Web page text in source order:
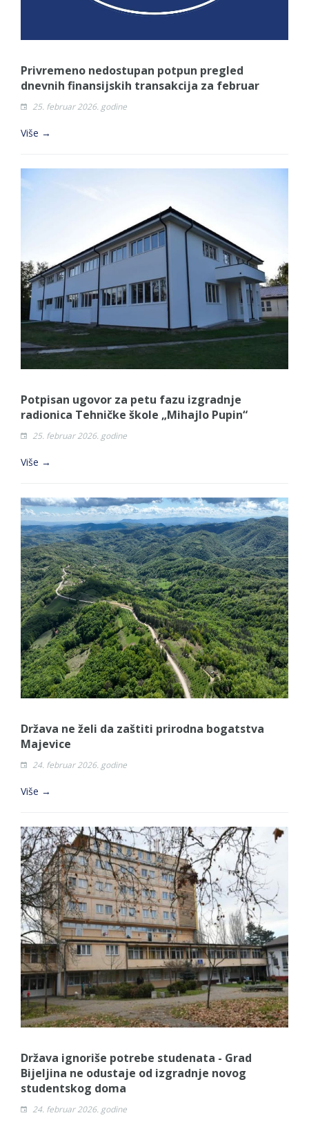
Privremeno nedostupan potpun pregled
dnevnih finansijskih transakcija za februar
25. februar 2026. godine
Više →
Potpisan ugovor za petu fazu izgradnje
radionica Tehničke škole „Mihajlo Pupin“
25. februar 2026. godine
Više →
Država ne želi da zaštiti prirodna bogatstva
Majevice
24. februar 2026. godine
Više →
Država ignoriše potrebe studenata - Grad
Bijeljina ne odustaje od izgradnje novog
studentskog doma
24. februar 2026. godine